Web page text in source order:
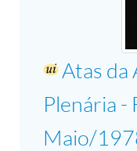
Atas da
Plenária
Maio/